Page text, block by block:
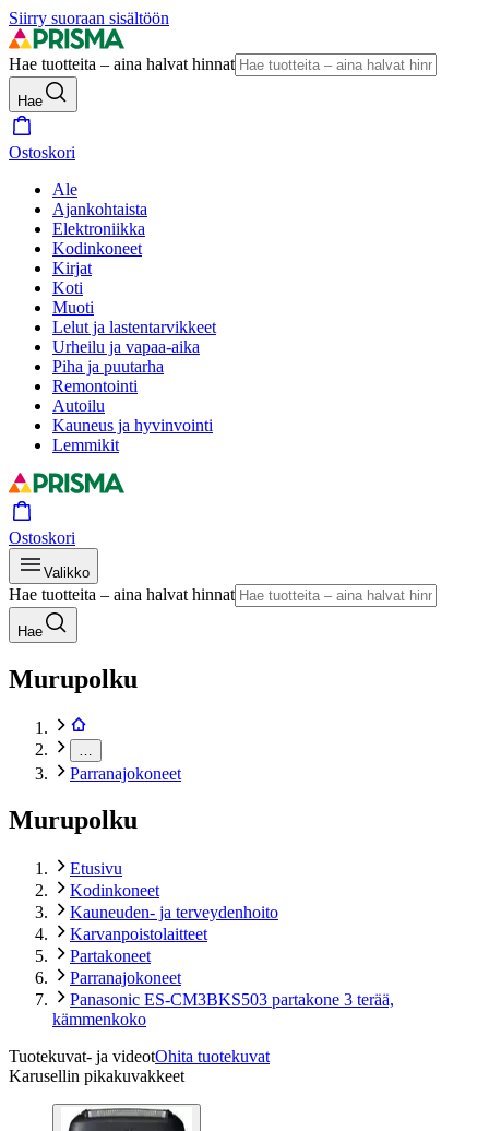
Siirry suoraan sisältöön
Hae tuotteita – aina halvat hinnat
Hae
Ostoskori
Ale
Ajankohtaista
Elektroniikka
Kodinkoneet
Kirjat
Koti
Muoti
Lelut ja lastentarvikkeet
Urheilu ja vapaa-aika
Piha ja puutarha
Remontointi
Autoilu
Kauneus ja hyvinvointi
Lemmikit
Ostoskori
Valikko
Hae tuotteita – aina halvat hinnat
Hae
Murupolku
Parranajokoneet
Murupolku
Etusivu
Kodinkoneet
Kauneuden- ja terveydenhoito
Karvanpoistolaitteet
Partakoneet
Parranajokoneet
Panasonic ES-CM3BKS503 partakone 3 terää,
kämmenkoko
Tuotekuvat- ja videotOhita tuotekuvat
Karusellin pikakuvakkeet